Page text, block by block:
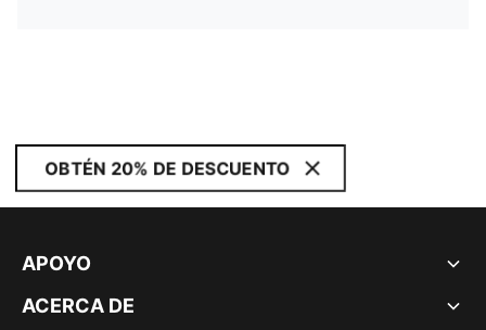
OBTÉN 20% DE DESCUENTO
APOYO
ACERCA DE